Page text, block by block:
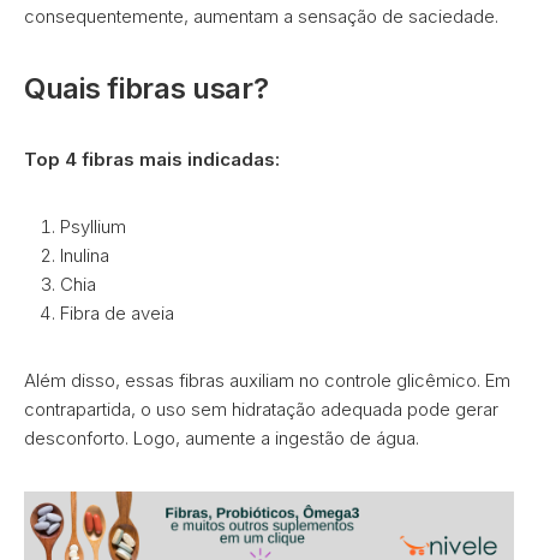
consequentemente, aumentam a sensação de saciedade.
Quais fibras usar?
Top 4 fibras mais indicadas:
Psyllium
Inulina
Chia
Fibra de aveia
Além disso, essas fibras auxiliam no controle glicêmico. Em
contrapartida, o uso sem hidratação adequada pode gerar
desconforto. Logo, aumente a ingestão de água.